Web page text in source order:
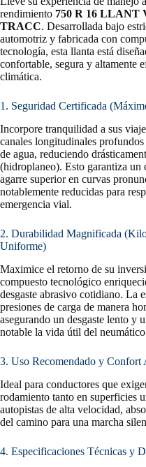
rendimiento 750 R 16 LLANT
TRACC. Desarrollada bajo
automotriz y fabricada con
tecnología, esta llanta está
confortable, segura y altamente
climática.
1. Seguridad Certificada
Incorpore tranquilidad a sus
canales longitudinales
de agua, reduciendo
(hidroplaneo). Esto garantiza
agarre superior en curvas
notablemente reducidas para
emergencia vial.
2. Durabilidad Magnificada
Uniforme)
Maximice el retorno de su
compuesto tecnológico
desgaste abrasivo cotidiano. La
presiones de carga de manera
asegurando un desgaste lento y
notable la vida útil del
3. Uso Recomendado y Confort
Ideal para conductores que
rodamiento tanto en superficies
autopistas de alta velocidad,
del camino para una marcha
4. Especificaciones Técnicas y